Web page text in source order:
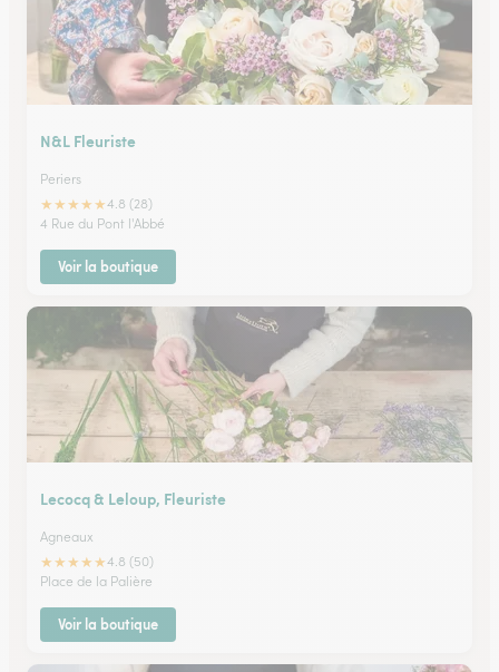
N&L Fleuriste
Periers
★★★★★4.8 (28)
4 Rue du Pont l'Abbé
Voir la boutique
Lecocq & Leloup, Fleuriste
Agneaux
★★★★★4.8 (50)
Place de la Palière
Voir la boutique